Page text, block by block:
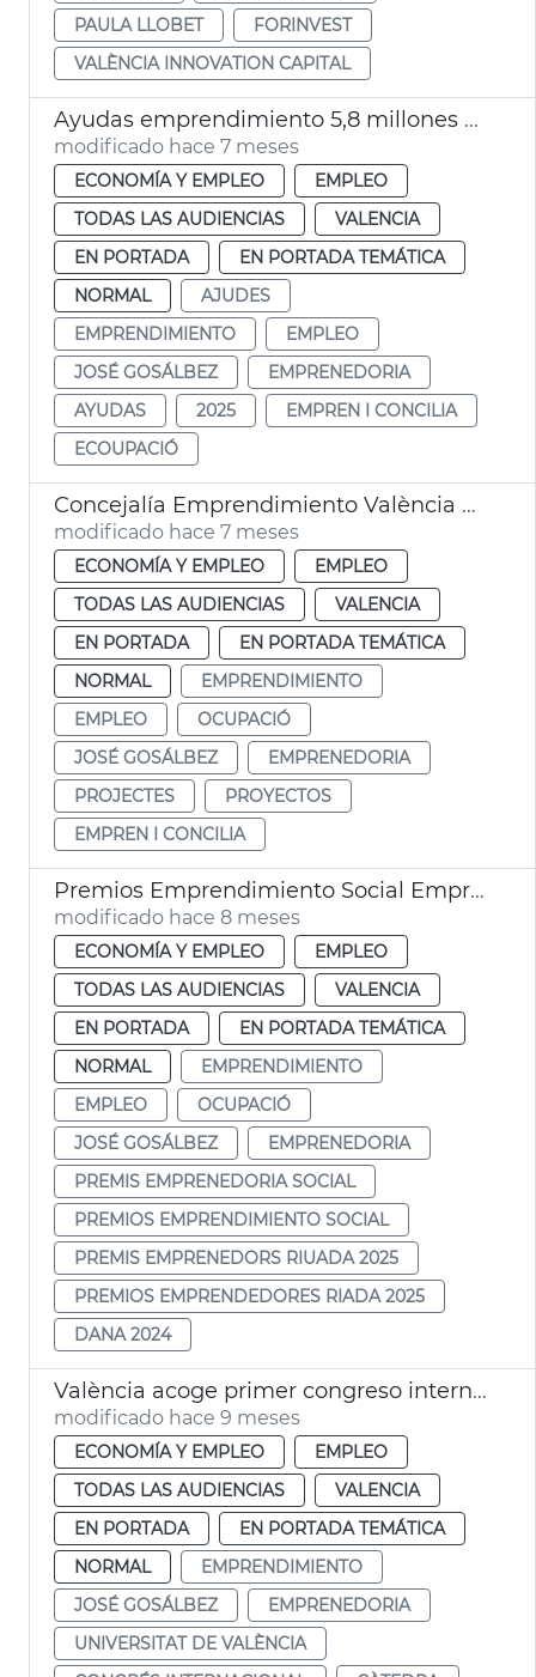
PAULA LLOBET
FORINVEST
VALÈNCIA INNOVATION CAPITAL
Ayudas emprendimiento 5,8 millones euros València 2025
modificado hace 7 meses
ECONOMÍA Y EMPLEO
EMPLEO
TODAS LAS AUDIENCIAS
VALENCIA
EN PORTADA
EN PORTADA TEMÁTICA
NORMAL
AJUDES
EMPRENDIMIENTO
EMPLEO
JOSÉ GOSÁLBEZ
EMPRENEDORIA
AYUDAS
2025
EMPREN I CONCILIA
ECOUPACIÓ
Concejalía Emprendimiento València ayudas 757 nuevos proyectos
modificado hace 7 meses
ECONOMÍA Y EMPLEO
EMPLEO
TODAS LAS AUDIENCIAS
VALENCIA
EN PORTADA
EN PORTADA TEMÁTICA
NORMAL
EMPRENDIMIENTO
EMPLEO
OCUPACIÓ
JOSÉ GOSÁLBEZ
EMPRENEDORIA
PROJECTES
PROYECTOS
EMPREN I CONCILIA
Premios Emprendimiento Social Emprendedores Riada 2025
modificado hace 8 meses
ECONOMÍA Y EMPLEO
EMPLEO
TODAS LAS AUDIENCIAS
VALENCIA
EN PORTADA
EN PORTADA TEMÁTICA
NORMAL
EMPRENDIMIENTO
EMPLEO
OCUPACIÓ
JOSÉ GOSÁLBEZ
EMPRENEDORIA
PREMIS EMPRENEDORIA SOCIAL
PREMIOS EMPRENDIMIENTO SOCIAL
PREMIS EMPRENEDORS RIUADA 2025
PREMIOS EMPRENDEDORES RIADA 2025
DANA 2024
València acoge primer congreso internacional emprendimiento
modificado hace 9 meses
ECONOMÍA Y EMPLEO
EMPLEO
TODAS LAS AUDIENCIAS
VALENCIA
EN PORTADA
EN PORTADA TEMÁTICA
NORMAL
EMPRENDIMIENTO
JOSÉ GOSÁLBEZ
EMPRENEDORIA
UNIVERSITAT DE VALÈNCIA